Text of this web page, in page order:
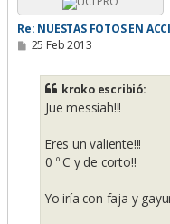
Re: NUESTAS FOTOS EN
M
25 Feb 2013
kroko escribió:
Jue messiah!!!
Eres un valiente!!!
0 º C y de corto!!
Yo iría con faja y